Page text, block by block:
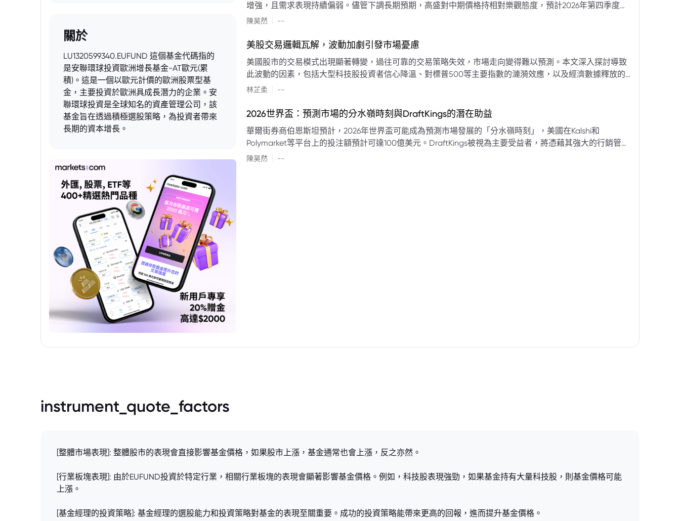
關於
LU1320599340.EUFUND 這個基金代碼指的
是安聯環球投資歐洲增長基金-AT歐元(累
積)。這是一個以歐元計價的歐洲股票型基
金，主要投資於歐洲具成長潛力的企業。安
聯環球投資是全球知名的資產管理公司，該
基金旨在透過積極選股策略，為投資者帶來
長期的資本增長。
增強，且需求表現持續偏弱。儘管下調長期預期，高盛對中期價格持相對樂觀態度，預計2026年第四季度布
蘭特原油均價為每桶90美元。該行認為，美國、巴西、圭亞那、委內瑞拉及阿聯酋的產量提升，加上需求端
其影響低於預期，二季度的全球供應缺口（每日500萬至600萬桶）因需求疲軟和市場已存在的供過於求而
口受阻持續，2026年底油價可能升至每桶110美元以上，極端情況下2027年甚至可能觸及140美元。相對地，
若供應快速恢復且需求進一步走弱，2026年底油價可能回落至每桶70美元左右，2027年則可能降至每桶60
美元。
陳昊然 --
美股交易邏輯瓦解，波動加劇引發市場憂慮
美國股市的交易模式出現顯著轉變，過往可靠的交易策略失效，市場走向變得難以預測。本文深入探討導致
此波動的因素，包括大型科技股投資者信心降溫、對標普500等主要指數的漣漪效應，以及經濟數據釋放的
矛盾信號。專家意見顯示，雙向交易與市場震盪加劇將成為新常態。重點摘要包括：先前「逢低買入」策略
點：** * **交易邏輯轉變：** 順勢做多的市場邏輯已瓦解，市場走向變得難以預測。 * **科技股信心減弱：**
現顯著的單日反轉幅度，整體市場穩定性大幅下降。 * **經濟數據拉扯：** 經濟數據表現出韌性與聯準會緊
縮貨幣政策預期升溫之間形成拉扯，加劇市場不確定性。 * **專家預期：** 預計將持續出現板塊輪動與風格
切換，投資者意見分歧程度處於極高水平。 * **聚焦聯準會：** 聯準會的利率決議及後續記者會，被視為短
林芷柔 --
2026世界盃：預測市場的分水嶺時刻與DraftKings的潛在助益
華爾街券商伯恩斯坦預計，2026年世界盃可能成為預測市場發展的「分水嶺時刻」，美國在Kalshi和
Polymarket等平台上的投注額預計可達100億美元。DraftKings被視為主要受益者，將憑藉其強大的行銷管
道、西班牙語轉播權以及對預測市場業務的拓展，為即將到來的NFL賽季做準備。
陳昊然 --
instrument_quote_factors
[整體市場表現]: 整體股市的表現會直接影響基金價格，如果股市上漲，基金通常也會上漲，反之亦然。
[行業板塊表現]: 由於EUFUND投資於特定行業，相關行業板塊的表現會顯著影響基金價格。例如，科技股表現強勁，如果基金持有大量科技股，則基金價格可能
上漲。
[基金經理的投資策略]: 基金經理的選股能力和投資策略對基金的表現至關重要。成功的投資策略能帶來更高的回報，進而提升基金價格。